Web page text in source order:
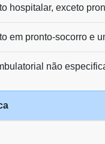
hospitalar, exceto
em pronto-socorro e
não